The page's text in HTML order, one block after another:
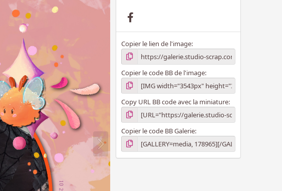
Copier le lien de l'image
Copier le code BB de l'image
Copy URL BB code avec la miniature
Copier le code BB Galerie